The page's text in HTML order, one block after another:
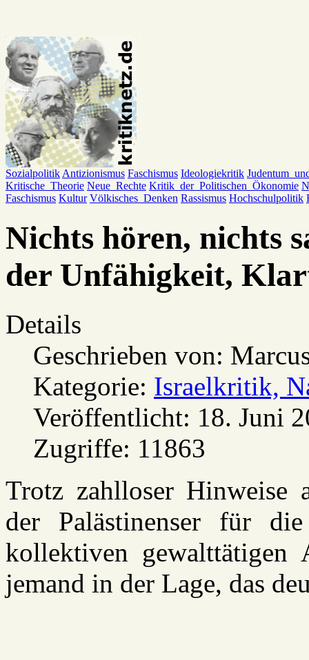
Sozialpolitik Antizionismus Faschismus Ideologiekritik
Kritische_Theorie Neue_Rechte Kritik_der_Politischen_Ökonomie
Faschismus Kultur Völkisches_Denken Rassismus Hochschulpolitik
Nichts hören, nichts
der Unfähigkeit,
Details
Geschrieben von:
Kategorie: Israelkritik,
Veröffentlicht: 18. Juni
Zugriffe: 11863
Trotz zahlloser Hinweise
der Palästinenser für
kollektiven
jemand in der Lage, das